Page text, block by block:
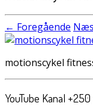
← Foregående
motionscykel
YouTube Kanal